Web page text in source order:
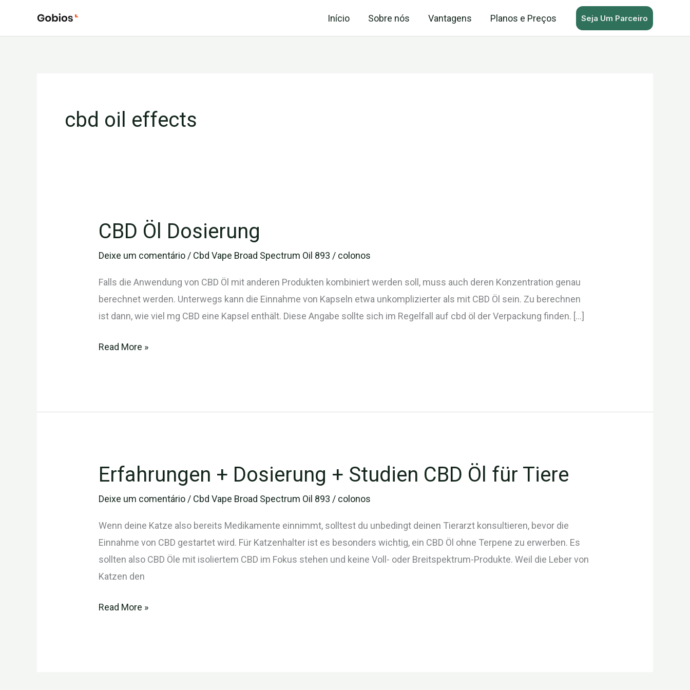
Início Sobre nós Vantagens Planos e Preços Seja Um Parceiro
cbd oil effects
CBD Öl Dosierung
Deixe um comentário / Cbd Vape Broad Spectrum Oil 893 / colonos
Falls die Anwendung von CBD Öl mit anderen Produkten kombiniert werden soll, muss auch deren Konzentration genau
berechnet werden. Unterwegs kann die Einnahme von Kapseln etwa unkomplizierter als mit CBD Öl sein. Zu berechnen
ist dann, wie viel mg CBD eine Kapsel enthält. Diese Angabe sollte sich im Regelfall auf cbd öl der Verpackung finden. […]
CBD
Dosierung
Read More »
Erfahrungen + Dosierung + Studien CBD Öl für Tiere
Deixe um comentário/ Cbd Vape Broad Spectrum Oil 893 / colonos
Wenn deine Katze also bereits Medikamente einnimmt, solltest du unbedingt deinen Tierarzt konsultieren, bevor die
Einnahme von CBD gestartet wird. Für Katzenhalter ist es besonders wichtig, ein CBD Öl ohne Terpene zu erwerben. Es
sollten also CBD Öle mit isoliertem CBD im Fokus stehen und keine Voll- oder Breitspektrum-Produkte. Weil die Leber von
Katzen den
Erfahrungen
Dosierung
+
Studien
CBD
Öl
Tiere
Read More »